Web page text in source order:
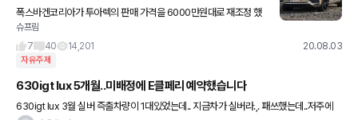
폭스바겐코리아가 투아렉의 판매 가격을 6000만원대로 재조정 했
다고 합니다. 단, 이 가격은 파이낸셜 서비스를 이용할 때 적용되는 가
격입니다. 사진은 넷카쇼에서 퍼왔습니다.
슈프림
7
40 14,201 20.08.03
자유주제
630igt lux 5개월..미배정에 E클페리 예약했습니다
630igt lux 3월 실버 즉출차량이 1대있었는데.. 지금차가 실버라.,. 패쓰했는데..저주에